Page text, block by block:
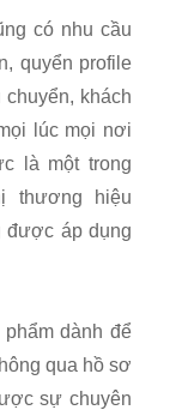
có nhu cầu
quyển profile
khách
lúc mọi nơi
là một trong
thương hiệu
được áp dụng
dành để
qua hồ sơ
sự chuyên